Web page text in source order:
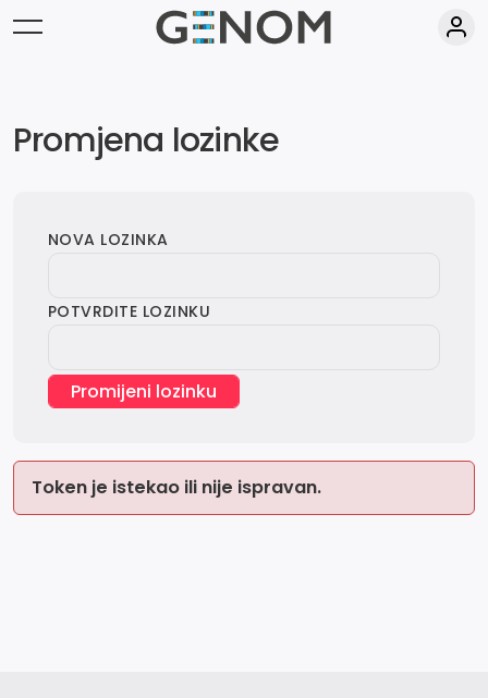
Promjena lozinke
NOVA LOZINKA
POTVRDITE LOZINKU
Promijeni lozinku
Token je istekao ili nije ispravan.